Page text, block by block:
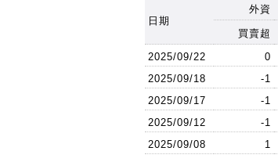
日期
外資
買賣超
2025/09/22
0
2025/09/18
-1
2025/09/17
-1
2025/09/12
-1
2025/09/08
1